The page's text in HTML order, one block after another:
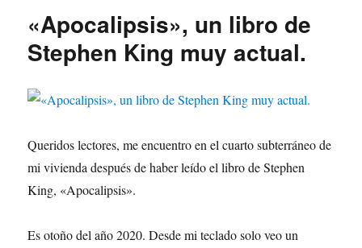
«Apocalipsis», un libro de
Stephen King muy actual.
Queridos lectores, me encuentro en el cuarto subterráneo de
mi vivienda después de haber leído el libro de Stephen
King, «Apocalipsis».
Es otoño del año 2020. Desde mi teclado solo veo un